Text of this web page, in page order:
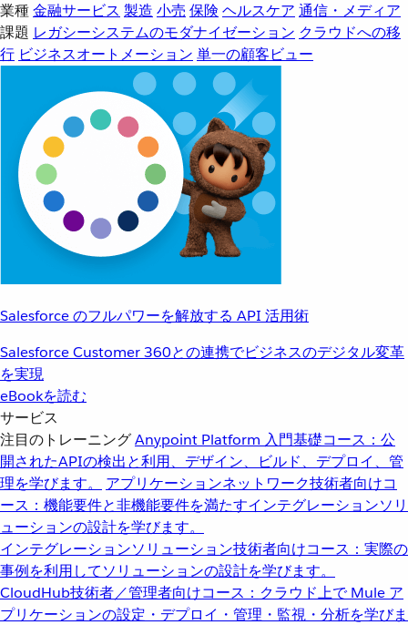
業種金融サービス 製造 小売 保険 ヘルスケア 通信・メディア
課題 レガシーシステムのモダナイゼーション クラウドへの移
行 ビジネスオートメーション 単一の顧客ビュー
Salesforce のフルパワーを解放する API 活用術
Salesforce Customer 360との連携でビジネスのデジタル変革
を実現
eBookを読む
サービス
注目のトレーニングAnypoint Platform 入門基礎コース：公
開されたAPIの検出と利用、デザイン、ビルド、デプロイ、管
理を学びます。
アプリケーションネットワーク技術者向けコ
ース：機能要件と非機能要件を満たすインテグレーションソリ
ューションの設計を学びます。
インテグレーションソリューション技術者向けコース：実際の
事例を利用してソリューションの設計を学びます。
CloudHub技術者／管理者向けコース：クラウド上で Mule ア
プリケーションの設定・デプロイ・管理・監視・分析を学びま